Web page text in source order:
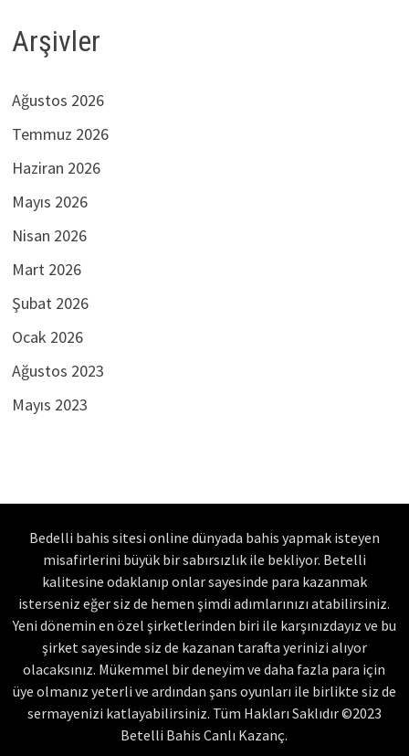
Arşivler
Ağustos 2026
Temmuz 2026
Haziran 2026
Mayıs 2026
Nisan 2026
Mart 2026
Şubat 2026
Ocak 2026
Ağustos 2023
Mayıs 2023
Bedelli bahis sitesi online dünyada bahis yapmak isteyen
misafirlerini büyük bir sabırsızlık ile bekliyor. Betelli
kalitesine odaklanıp onlar sayesinde para kazanmak
isterseniz eğer siz de hemen şimdi adımlarınızı atabilirsiniz.
Yeni dönemin en özel şirketlerinden biri ile karşınızdayız ve bu
şirket sayesinde siz de kazanan tarafta yerinizi alıyor
olacaksınız. Mükemmel bir deneyim ve daha fazla para için
üye olmanız yeterli ve ardından şans oyunları ile birlikte siz de
sermayenizi katlayabilirsiniz. Tüm Hakları Saklıdır ©2023
Betelli Bahis Canlı Kazanç.